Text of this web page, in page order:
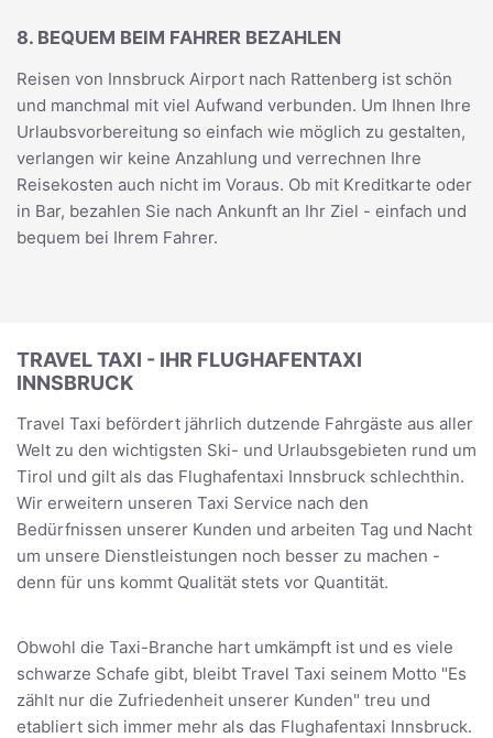
8. BEQUEM BEIM FAHRER BEZAHLEN
Reisen von Innsbruck Airport nach Rattenberg ist schön
und manchmal mit viel Aufwand verbunden. Um Ihnen Ihre
Urlaubsvorbereitung so einfach wie möglich zu gestalten,
verlangen wir keine Anzahlung und verrechnen Ihre
Reisekosten auch nicht im Voraus. Ob mit Kreditkarte oder
in Bar, bezahlen Sie nach Ankunft an Ihr Ziel - einfach und
bequem bei Ihrem Fahrer.
TRAVEL TAXI - IHR FLUGHAFENTAXI
INNSBRUCK
Travel Taxi befördert jährlich dutzende Fahrgäste aus aller
Welt zu den wichtigsten Ski- und Urlaubsgebieten rund um
Tirol und gilt als das Flughafentaxi Innsbruck schlechthin.
Wir erweitern unseren Taxi Service nach den
Bedürfnissen unserer Kunden und arbeiten Tag und Nacht
um unsere Dienstleistungen noch besser zu machen -
denn für uns kommt Qualität stets vor Quantität.
Obwohl die Taxi-Branche hart umkämpft ist und es viele
schwarze Schafe gibt, bleibt Travel Taxi seinem Motto "Es
zählt nur die Zufriedenheit unserer Kunden" treu und
etabliert sich immer mehr als das Flughafentaxi Innsbruck.